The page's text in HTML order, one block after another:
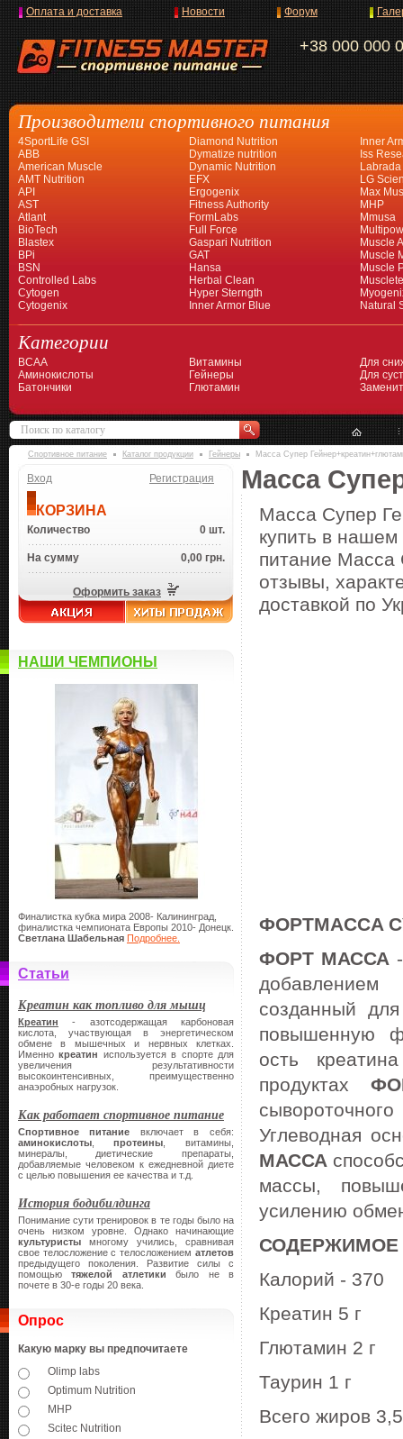
+38 000 000
Оплата и доставка Новости Форум
Производители спортивного питания
4SportLife GSI
ABB
American Muscle
AMT Nutrition
API
AST
Atlant
BioTech
Blastex
BPi
BSN
Controlled Labs
Cytogen
Cytogenix
Diamond Nutrition
Dymatize nutrition
Dynamic Nutrition
EFX
Ergogenix
Fitness Authority
FormLabs
Full Force
Gaspari Nutrition
GAT
Hansa
Herbal Clean
Hyper Sterngth
Inner Armor Blue
Inner
Iss
Labrada
LG
Max
MHP
Mmusa
Muscle
Muscle
Muscle
Natural
Категории
BCAA
Аминокислоты
Батончики
Витамины
Гейнеры
Глютамин
Для
Для
Спортивное питание Каталог продукции Гейнеры Масса Супер
Вход Регистрация
КОРЗИНА
Количество 0 шт.
На сумму 0,00 грн.
Оформить заказ
НАШИ ЧЕМПИОНЫ
Финалистка кубка мира 2008- Калининград,
финалистка чемпионата Европы 2010- Донецк.
Светлана Шабельная Подробнее.
Статьи
Креатин как топливо для мышц
Креатин - азотсодержащая карбоновая
кислота, участвующая в энергетическом
обмене в мышечных и нервных клетках.
Именнокреатин используется в спорте для
увеличения результативности
высокоинтенсивных, преимущественно
анаэробных нагрузок.
Как работает спортивное питание
Спортивное питание включает в себя:
аминокислоты ,протеины , витамины,
минералы, диетические препараты,
добавляемые человеком к ежедневной диете
с целью повышения ее качества и т.д.
История бодибилдинга
Понимание сути тренировок в те годы было на
очень низком уровне. Однако начинающие
культуристы многому учились, сравнивая
свое телосложение с телосложением атлетов
предыдущего поколения. Развитие силы с
помощьютяжелой атлетики было не в
почете в 30-е годы 20 века.
Опрос
Какую марку вы предпочитаете
Olimp labs
Optimum Nutrition
MHP
Scitec Nutrition
Масса
Масса Супер
купить в
питание Масса
отзывы,
доставкой по
ФОРТMACCA
ФОРТ МАССА
созданный
повышенную
ость
продуктах
Углеводная
МАССА
массы,
усилению
СОДЕРЖИМОЕ
Калорий - 370
Креатин 5 г
Глютамин 2 г
Таурин 1 г
Всего жиров